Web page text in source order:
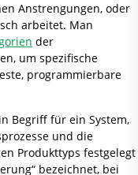
Anstrengungen, oder
arbeitet. Man
der
um spezifische
programmierbare
Begriff für ein System,
und die
Produkttyps festgelegt
bezeichnet, bei